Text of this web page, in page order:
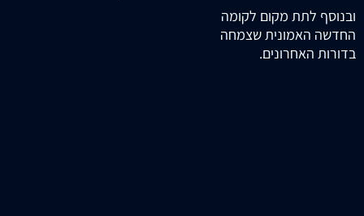
ובנוסף לתת מקום לקומה
החדשה האמונית שצמחה
בדורות האחרונים.